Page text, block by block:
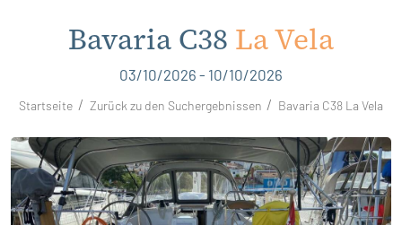
Bavaria C38 La Vela
03/10/2026 - 10/10/2026
Startseite Zurück zu den Suchergebnissen Bavaria C38 La Vela